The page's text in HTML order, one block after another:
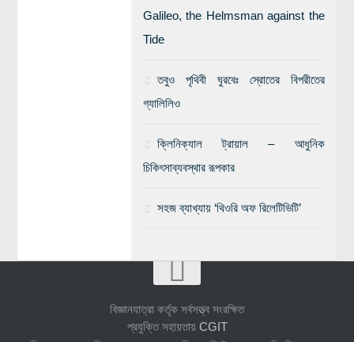
Galileo, the Helmsman against the
Tide
তবুও পৃথিবী ঘুরবেঃ স্রোতের বিপরীতের
গ্যালিলিও
ক্লিনিক্যাল ট্রায়াল – আধুনিক
চিকিৎসাব্যবস্থার রূপকার
সহজ ব্যাখ্যায় ‘থিওরি অফ রিলেটিভিটি’
বিজ্ঞানযাত্রা কর্তৃক সর্বসত্ত্ব সংরক্ষিত
প্রযুক্তি সহায়তায় CGIT